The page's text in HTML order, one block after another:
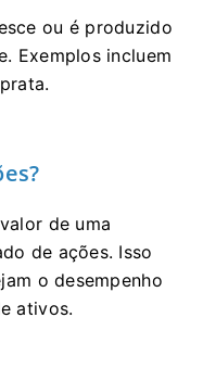
ou é produzido
Exemplos incluem
de uma
de ações. Isso
o desempenho
ativos.